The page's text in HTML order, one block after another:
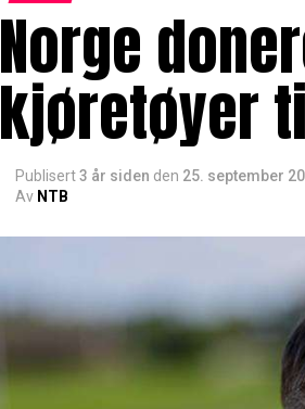
Norge
kjøretøyer
Publisert3 år siden den 25. september
Av NTB